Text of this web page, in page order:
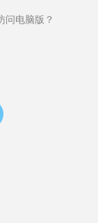
问电脑版？